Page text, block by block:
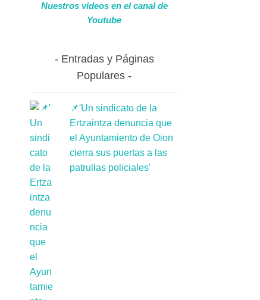
Nuestros videos en el canal de
Youtube
Entradas y Páginas
Populares
📌'Un sindicato de la
Ertzaintza denuncia que
el Ayuntamiento de Oion
cierra sus puertas a las
patrullas policiales'